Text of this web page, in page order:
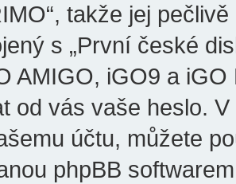
takže jej
s „První české
AMIGO, iGO9 a
od vás vaše heslo.
účtu, můžete
phpBB